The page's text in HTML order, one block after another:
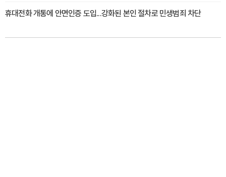
휴대전화 개통에 안면인증 도입...강화된 본인 절차로 민생범죄 차단